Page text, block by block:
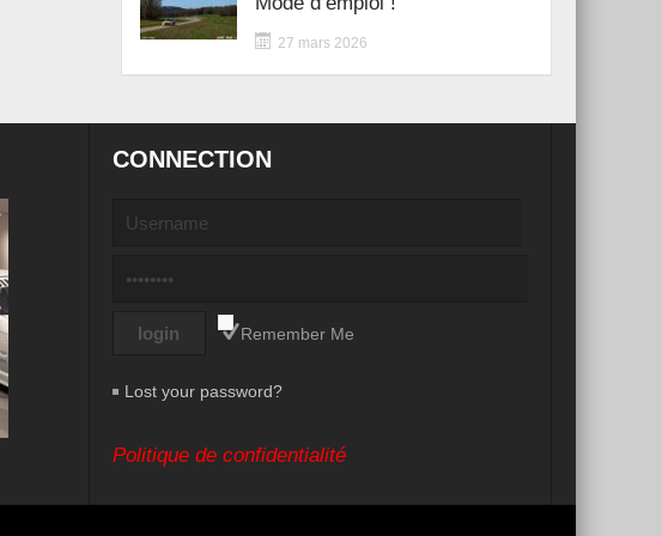
27 mars 2026
CONNECTION
Remember Me
Lost your password?
Politique de confidentialité